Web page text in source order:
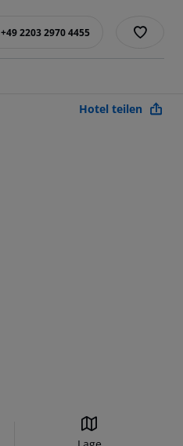
+49 2203 2970 4455
Hotel teilen